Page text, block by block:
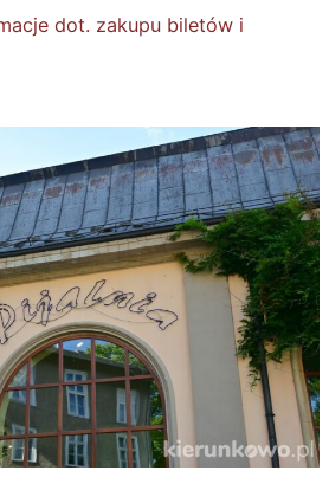
dot. zakupu biletów i